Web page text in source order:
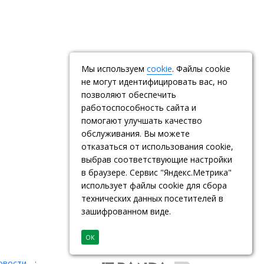
Мы используем cookie. Файлы cookie
не могут идентифицировать вас, но
позволяют обеспечить
работоспособность сайта и
помогают улучшать качество
обслуживания. Вы можете
отказаться от использования cookie,
выбрав соответствующие настройки
в браузере. Сервис "Яндекс.Метрика"
использует файлы cookie для сбора
технических данных посетителей в
зашифрованном виде.
ОК